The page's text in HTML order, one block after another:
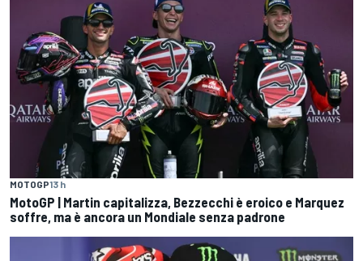
MOTOGP13 h
MotoGP | Martin capitalizza, Bezzecchi è eroico e Marquez
soffre, ma è ancora un Mondiale senza padrone